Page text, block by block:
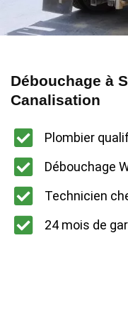
Débouchage à
Canalisation
Plombier
Débouchage
Technicien
24 mois de